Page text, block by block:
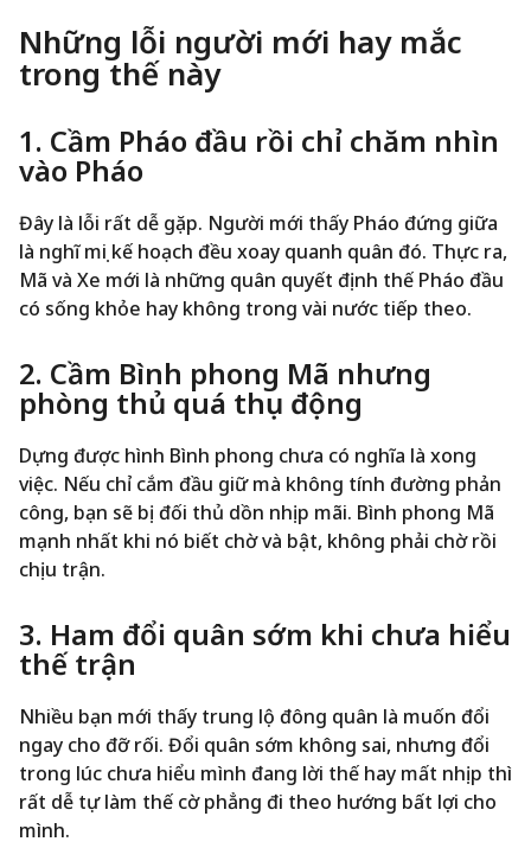
Những lỗi người mới hay mắc
trong thế này
1. Cầm Pháo đầu rồi chỉ chăm nhìn
vào Pháo
Đây là lỗi rất dễ gặp. Người mới thấy Pháo đứng giữa
là nghĩ mọi kế hoạch đều xoay quanh quân đó. Thực ra,
Mã và Xe mới là những quân quyết định thế Pháo đầu
có sống khỏe hay không trong vài nước tiếp theo.
2. Cầm Bình phong Mã nhưng
phòng thủ quá thụ động
Dựng được hình Bình phong chưa có nghĩa là xong
việc. Nếu chỉ cắm đầu giữ mà không tính đường phản
công, bạn sẽ bị đối thủ dồn nhịp mãi. Bình phong Mã
mạnh nhất khi nó biết chờ và bật, không phải chờ rồi
chịu trận.
3. Ham đổi quân sớm khi chưa hiểu
thế trận
Nhiều bạn mới thấy trung lộ đông quân là muốn đổi
ngay cho đỡ rối. Đổi quân sớm không sai, nhưng đổi
trong lúc chưa hiểu mình đang lời thế hay mất nhịp thì
rất dễ tự làm thế cờ phẳng đi theo hướng bất lợi cho
mình.